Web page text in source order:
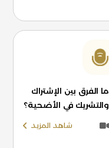
ما الفرق بين الإشتراك
والتشريك في الأضحية؟
شاهد المزيد